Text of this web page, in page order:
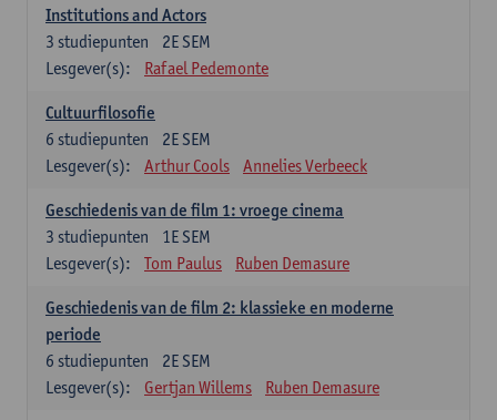
Institutions and Actors
2E SEM
3 studiepunten
Lesgever(s):
Rafael Pedemonte
Cultuurfilosofie
2E SEM
6 studiepunten
Lesgever(s):
Arthur Cools Annelies Verbeeck
Geschiedenis van de film 1: vroege cinema
1E SEM
3 studiepunten
Lesgever(s):
Tom Paulus Ruben Demasure
Geschiedenis van de film 2: klassieke en moderne
periode
2E SEM
6 studiepunten
Lesgever(s):
Gertjan Willems Ruben Demasure